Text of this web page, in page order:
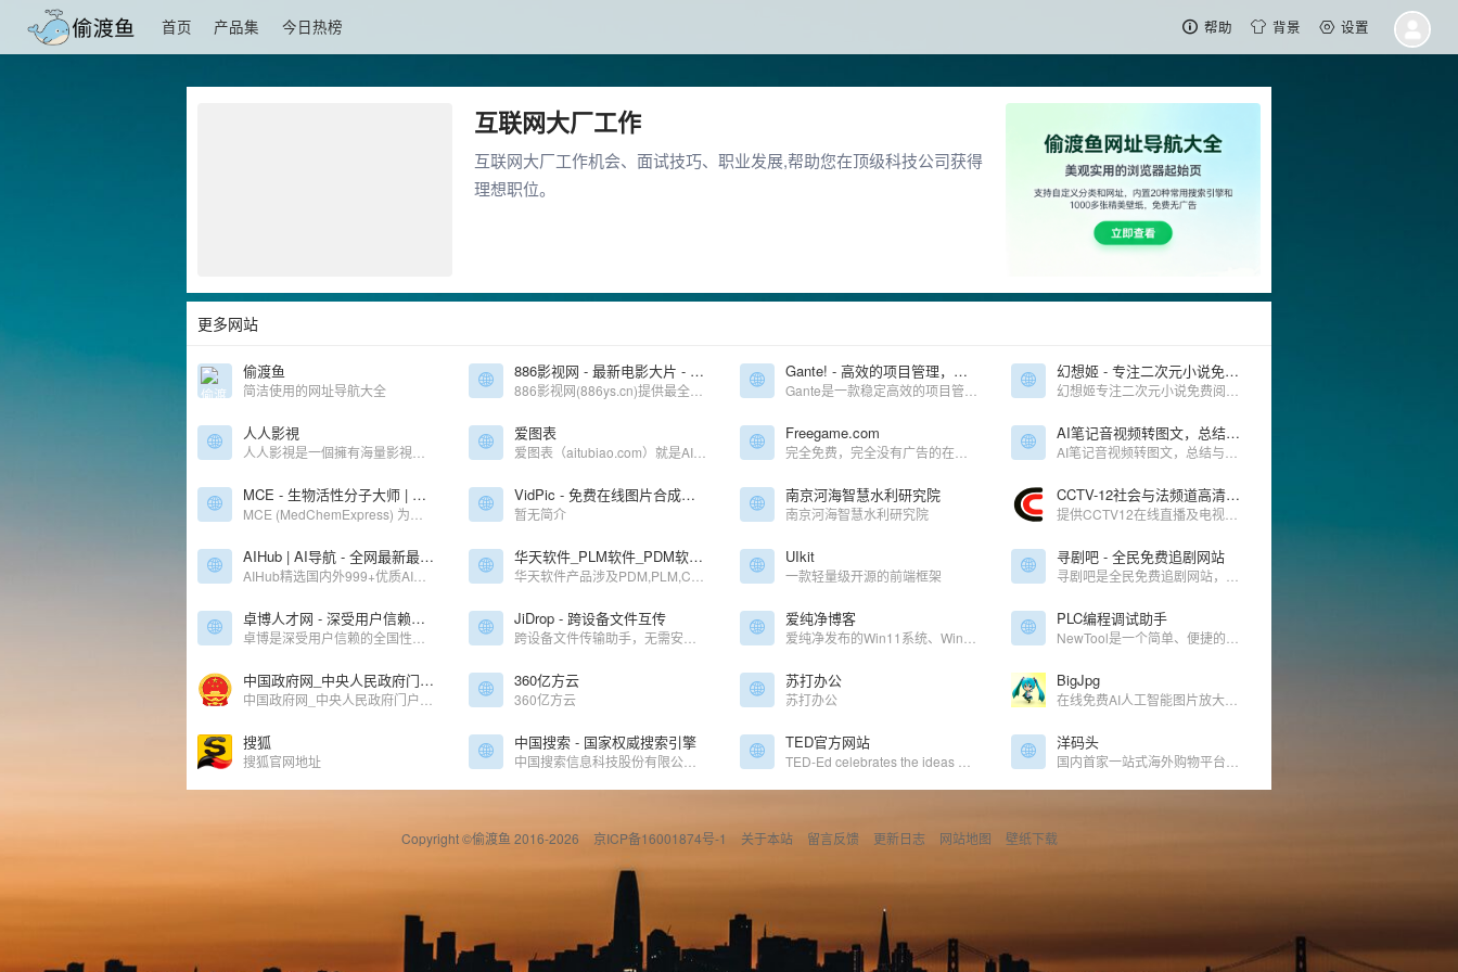
首页 产品集 今日热榜 帮助 背景 设置
互联网大厂工作
互联网大厂工作机会、面试技巧、职业发展,帮助您在顶级科技公司获得
理想职位。
更多网站
偷渡鱼
简洁使用的网址导航大全
886影视网 - 最新电影大片 - 高清播播影院 - 最新好看的电视剧免费在线观看 Gante! - 高效的项目管理，流程图在线工具 幻想姬 - 专注二次元小说免费阅读
人人影視 爱图表 Freegame.com AI笔记音视频转图文，总结与翻译
MCE - 生物活性分子大师 | 抑制剂-化合物库-重组蛋白 VidPic - 免费在线图片合成视频工具，简单快捷，无需登录
暂无简介
南京河海智慧水利研究院
南京河海智慧水利研究院
CCTV-12社会与法频道高清直播_CCTV节目官网_央视网
AIHub | AI导航 - 全网最新最热AI工具发现和学习平台 华天软件_PLM软件_PDM软件_CAD软件_MOM系统_SView系统_SVMAN软件_CAPP软件_CAD_CAD软件_MES系统_ UIkit
一款轻量级开源的前端框架
寻剧吧 - 全民免费追剧网站
卓博人才网 - 深受用户信赖的全国性人才招聘平台 JiDrop - 跨设备文件互传 爱纯净博客 PLC编程调试助手
中国政府网_中央人民政府门户网站 360亿方云
360亿方云
苏打办公
苏打办公
BigJpg
搜狐
搜狐官网地址
中国搜索 - 国家权威搜索引擎 TED官方网站 洋码头
Copyright ©偷渡鱼 2016-2026 京ICP备16001874号-1 关于本站 留言反馈 更新日志 网站地图 壁纸下载